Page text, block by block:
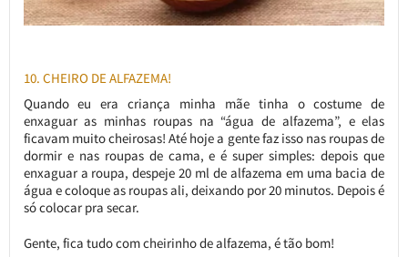
10. CHEIRO DE ALFAZEMA!
Quando eu era criança minha mãe tinha o costume de
enxaguar as minhas roupas na “água de alfazema”, e elas
ficavam muito cheirosas! Até hoje a gente faz isso nas roupas de
dormir e nas roupas de cama, e é super simples: depois que
enxaguar a roupa, despeje 20 ml de alfazema em uma bacia de
água e coloque as roupas ali, deixando por 20 minutos. Depois é
só colocar pra secar.
Gente, fica tudo com cheirinho de alfazema, é tão bom!